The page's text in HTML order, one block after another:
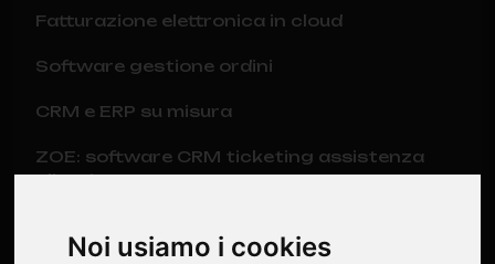
Noi usiamo i cookies
Fatturazione elettronica in cloud
Software gestione ordini
CRM e ERP su misura
ZOE: software CRM ticketing assistenza
clienti
cloud